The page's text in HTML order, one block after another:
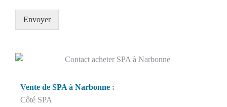
Envoyer
Vente de SPA à Narbonne :
Côté SPA